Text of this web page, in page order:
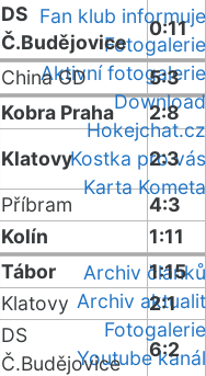
Fan klub informuje
Fotogalerie
Aktivní fotogalerie
Download
Hokejchat.cz
Kostka pro vás
Karta Kometa
Archiv článků
Archiv aktualit
Fotogalerie
Youtube kanál
DS
Č.Budějovice
0:11
China GD
5:3
Kobra Praha
2:8
Klatovy
2:3
Příbram
4:3
Kolín
1:11
Tábor
1:15
Klatovy
2:1
DS
Č.Budějovice
6:2